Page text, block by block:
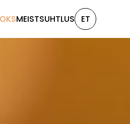
MEISTSUHTLUS ET